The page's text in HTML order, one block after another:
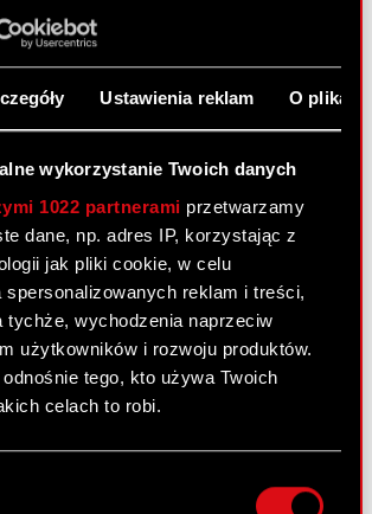
Ustawienia reklam O
wykorzystanie Twoich danych
1022 partnerami przetwarzamy
dane, np. adres IP, korzystając z
jak pliki cookie, w celu
spersonalizowanych reklam i treści,
tychże, wychodzenia naprzeciw
użytkowników i rozwoju produktów.
tego, kto używa Twoich
celach to robi.
dane dotyczące Twojej
nr 14/2025
skupu akcji własnych Spółki
Art. 5 ust. 1 lit. a)
Parlamentu Europejskiego i Rady
z dnia 16 kwietnia 2014 r. w
na rynku (MAR) w…Czytaj dalej
- RB 14/2025
nr 13/2025